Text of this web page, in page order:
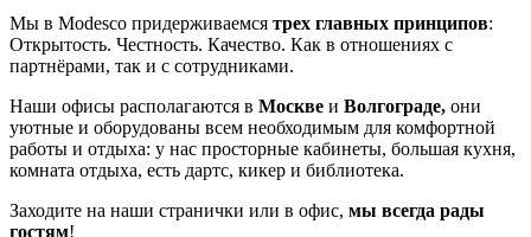
Мы в Modesco придерживаемся трех главных принципов:
Открытость. Честность. Качество. Как в отношениях с
партнёрами, так и с сотрудниками.
Наши офисы располагаются в Москве и Волгограде, они
уютные и оборудованы всем необходимым для комфортной
работы и отдыха: у нас просторные кабинеты, большая кухня,
комната отдыха, есть дартс, кикер и библиотека.
Заходите на наши странички или в офис, мы всегда рады
гостям!